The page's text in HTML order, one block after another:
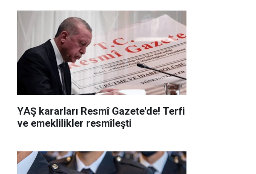
YAŞ kararları Resmî Gazete'de! Terfi
ve emeklilikler resmîleşti